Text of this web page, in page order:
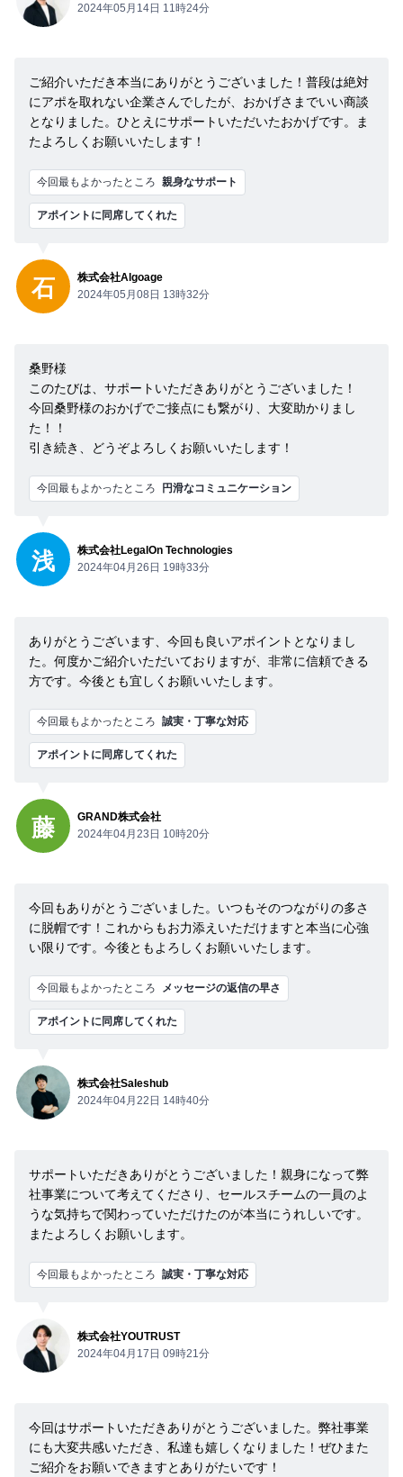
2024年05月14日 11時24分
ご紹介いただき本当にありがとうございました！普段は絶対
にアポを取れない企業さんでしたが、おかげさまでいい商談
となりました。ひとえにサポートいただいたおかげです。ま
たよろしくお願いいたします！
今回最もよかったところ 親身なサポート
アポイントに同席してくれた
石
株式会社Algoage
2024年05月08日 13時32分
桑野様
このたびは、サポートいただきありがとうございました！
今回桑野様のおかげでご接点にも繋がり、大変助かりまし
た！！
引き続き、どうぞよろしくお願いいたします！
今回最もよかったところ 円滑なコミュニケーション
浅
株式会社LegalOn Technologies
2024年04月26日 19時33分
ありがとうございます、今回も良いアポイントとなりまし
た。何度かご紹介いただいておりますが、非常に信頼できる
方です。今後とも宜しくお願いいたします。
今回最もよかったところ 誠実・丁寧な対応
アポイントに同席してくれた
藤
GRAND株式会社
2024年04月23日 10時20分
今回もありがとうございました。いつもそのつながりの多さ
に脱帽です！これからもお力添えいただけますと本当に心強
い限りです。今後ともよろしくお願いいたします。
今回最もよかったところ メッセージの返信の早さ
アポイントに同席してくれた
株式会社Saleshub
2024年04月22日 14時40分
サポートいただきありがとうございました！親身になって弊
社事業について考えてくださり、セールスチームの一員のよ
うな気持ちで関わっていただけたのが本当にうれしいです。
またよろしくお願いします。
今回最もよかったところ 誠実・丁寧な対応
株式会社YOUTRUST
2024年04月17日 09時21分
今回はサポートいただきありがとうございました。弊社事業
にも大変共感いただき、私達も嬉しくなりました！ぜひまた
ご紹介をお願いできますとありがたいです！